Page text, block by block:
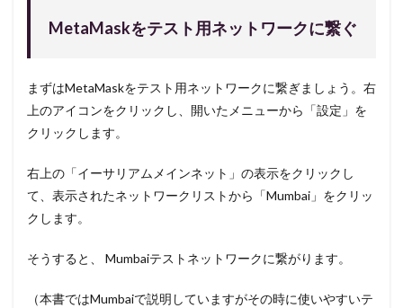
MetaMaskをテスト用ネットワークに繋ぐ
まずはMetaMaskをテスト用ネットワークに繋ぎましょう。右
上のアイコンをクリックし、開いたメニューから「設定」を
クリックします。
右上の「イーサリアムメインネット」の表示をクリックし
て、表示されたネットワークリストから「Mumbai」をクリッ
クします。
そうすると、 Mumbaiテストネットワークに繋がります。
（本書ではMumbaiで説明していますがその時に使いやすいテ